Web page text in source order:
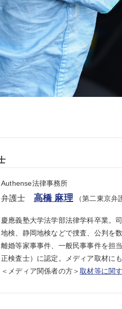
Authense法律事務所
弁護士 高橋 麻理 （第二東京弁
慶應義塾大学法学部法律学科卒業。
地検、静岡地検などで捜査、公判を
離婚等家事事件、一般民事事件を担
正検査士）に認定。メディア取材に
＜メディア関係者の方＞取材等に関